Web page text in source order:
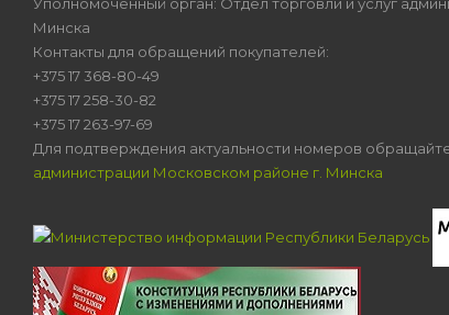
Минска
Контакты для обращений покупателей:
+375 17 368-80-49
+375 17 258-30-82
+375 17 263-97-69
Для подтверждения актуальности номеров
администрации Московском районе г. Минска